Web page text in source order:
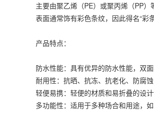
主要由聚乙烯（PE）或聚丙烯（PP）
表面通常饰有彩色条纹，因此得名“彩
产品特点：
防水性能：具有优异的防水性能，双
耐用性：抗晒、抗冻、抗老化、防腐蚀
轻便易携：轻便的材质和易折叠的设计
多功能性：适用于多种场合和用途，